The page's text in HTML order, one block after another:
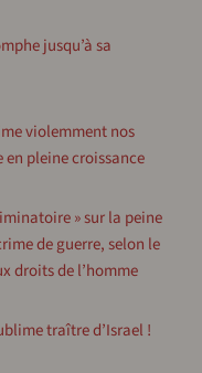
jusqu’à sa
violemment nos
pleine croissance
» sur la peine
de guerre, selon le
droits de l’homme
traître d’Israel !